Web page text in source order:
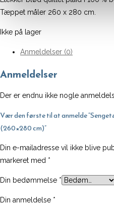
Tæppet måler 260 x 280 cm.
Ikke på lager
Anmeldelser (0)
Anmeldelser
Der er endnu ikke nogle
Vær den første til at anmelde
(260×280 cm)”
Din e-mailadresse vil ikke blive
markeret med *
Din bedømmelse *
Din anmeldelse *